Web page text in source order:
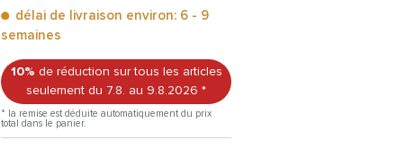
délai de livraison environ: 6 - 9
semaines
10% de réduction sur tous les articles
seulement du 7.8. au 9.8.2026 *
* la remise est déduite automatiquement du prix
total dans le panier.